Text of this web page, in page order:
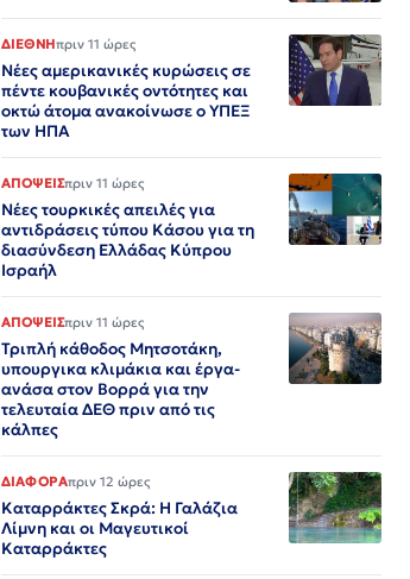
ΔΙΕΘΝΗπριν 11 ώρες
Νέες αμερικανικές κυρώσεις σε
πέντε κουβανικές οντότητες και
οκτώ άτομα ανακοίνωσε ο ΥΠΕΞ
των ΗΠΑ
ΑΠΟΨΕΙΣπριν 11 ώρες
Νέες τουρκικές απειλές για
αντιδράσεις τύπου Κάσου για τη
διασύνδεση Ελλάδας Κύπρου
Ισραήλ
ΑΠΟΨΕΙΣπριν 11 ώρες
Τριπλή κάθοδος Μητσοτάκη,
υπουργικα κλιμάκια και έργα-
ανάσα στον Βορρά για την
τελευταία ΔΕΘ πριν από τις
κάλπες
ΔΙΑΦΟΡΑπριν 12 ώρες
Καταρράκτες Σκρά: Η Γαλάζια
Λίμνη και οι Μαγευτικοί
Καταρράκτες